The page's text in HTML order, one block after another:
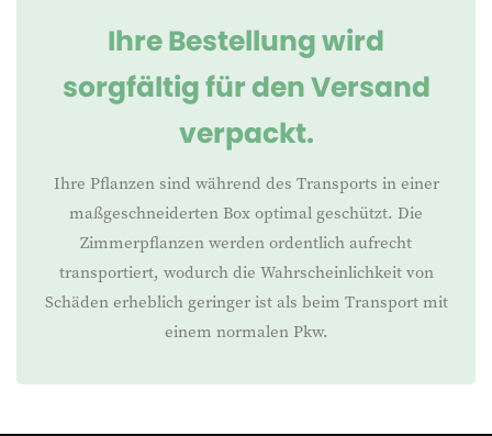
Ihre Bestellung wird
sorgfältig für den Versand
verpackt.
Ihre Pflanzen sind während des Transports in einer
maßgeschneiderten Box optimal geschützt. Die
Zimmerpflanzen werden ordentlich aufrecht
transportiert, wodurch die Wahrscheinlichkeit von
Schäden erheblich geringer ist als beim Transport mit
einem normalen Pkw.